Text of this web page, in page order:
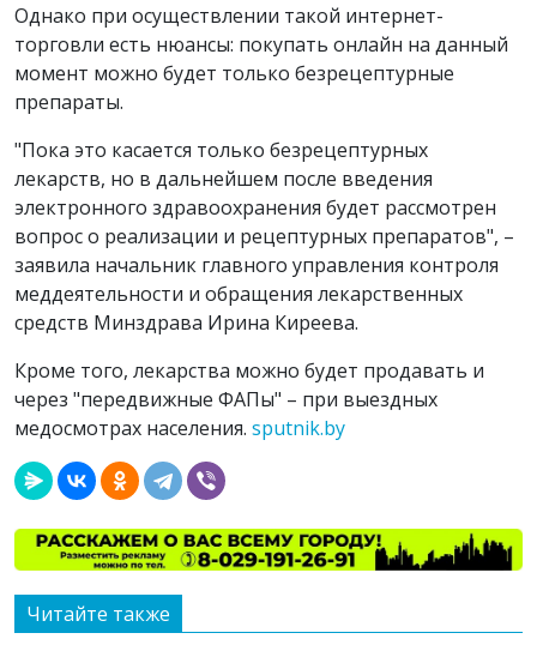
Однако при осуществлении такой интернет-
торговли есть нюансы: покупать онлайн на данный
момент можно будет только безрецептурные
препараты.
"Пока это касается только безрецептурных
лекарств, но в дальнейшем после введения
электронного здравоохранения будет рассмотрен
вопрос о реализации и рецептурных препаратов", –
заявила начальник главного управления контроля
меддеятельности и обращения лекарственных
средств Минздрава Ирина Киреева.
Кроме того, лекарства можно будет продавать и
через "передвижные ФАПы" – при выездных
медосмотрах населения. sputnik.by
Читайте также